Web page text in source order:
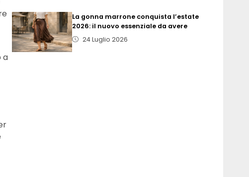
a
La gonna marrone conquista l’estate
2026: il nuovo essenziale da avere
24 Luglio 2026